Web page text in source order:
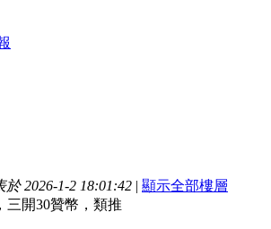
於 2026-1-2 18:01:42 | 顯示全部樓層
三開30贊幣，類推